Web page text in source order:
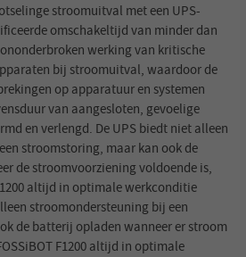
stroomuitval met een UPS-
omschakeltijd van minder dan
ononderbroken werking van kritische
bij stroomuitval, waardoor de
op apparatuur en systemen
van aangesloten, gevoelige
en verlengd. De UPS biedt niet alleen
stroomstoring, maar kan ook de
de stroomvoorziening voldoende is,
altijd in optimale werkconditie
stroomondersteuning bij een
de batterij opladen wanneer er stroom
F1200 altijd in optimale